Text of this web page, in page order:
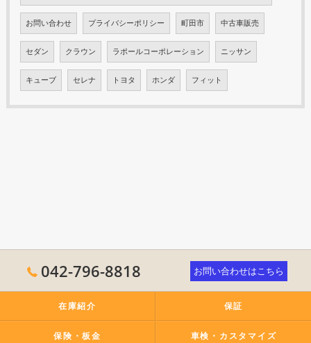
お問い合わせ プライバシーポリシー 町田市 中古車販売
セダン クラウン ラポールコーポレーション ニッサン
キューブ セレナ トヨタ ホンダ フィット
042-796-8818 お問い合わせはこちら
在庫紹介 保証
保険・板金 車検・カスタマイズ